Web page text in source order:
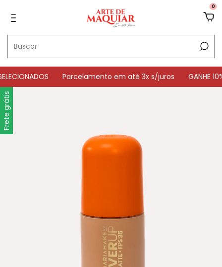
0
Parcelamento em até 3x s/juros GANHE 10%
Frete grátis